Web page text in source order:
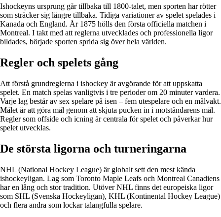
Ishockeyns ursprung går tillbaka till 1800-talet, men sporten har rötter
som sträcker sig längre tillbaka. Tidiga variationer av spelet spelades i
Kanada och England. År 1875 hölls den första officiella matchen i
Montreal. I takt med att reglerna utvecklades och professionella ligor
bildades, började sporten sprida sig över hela världen.
Regler och spelets gång
Att förstå grundreglerna i ishockey är avgörande för att uppskatta
spelet. En match spelas vanligtvis i tre perioder om 20 minuter vardera.
Varje lag består av sex spelare på isen – fem utespelare och en målvakt.
Målet är att göra mål genom att skjuta pucken in i motståndarens mål.
Regler som offside och icning är centrala för spelet och påverkar hur
spelet utvecklas.
De största ligorna och turneringarna
NHL (National Hockey League) är globalt sett den mest kända
ishockeyligan. Lag som Toronto Maple Leafs och Montreal Canadiens
har en lång och stor tradition. Utöver NHL finns det europeiska ligor
som SHL (Svenska Hockeyligan), KHL (Kontinental Hockey League)
och flera andra som lockar talangfulla spelare.